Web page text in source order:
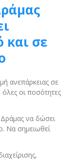
και σε
ανεπάρκειας σε
οι ποσότητες
να δώσει
Να σημειωθεί